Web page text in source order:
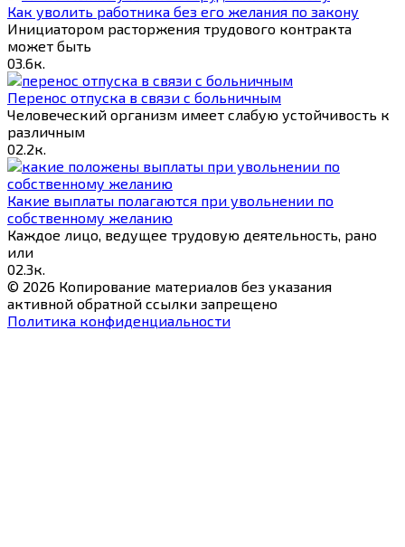
Как уволить работника без его желания по закону
Инициатором расторжения трудового контракта
может быть
03.6к.
Перенос отпуска в связи с больничным
Человеческий организм имеет слабую устойчивость к
различным
02.2к.
Какие выплаты полагаются при увольнении по
собственному желанию
Каждое лицо, ведущее трудовую деятельность, рано
или
02.3к.
© 2026 Копирование материалов без указания
активной обратной ссылки запрещено
Политика конфиденциальности